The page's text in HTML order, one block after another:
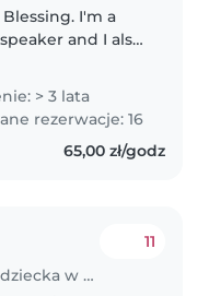
I'm a
and I also
and mom, so
feels very
can..
> 3 lata
rezerwacje: 16
65,00 zł/godz
Opiekunka do dziecka w Kraków
11